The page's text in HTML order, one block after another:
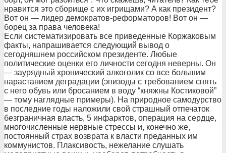
нравится это сборище с их игрищами? А как президент?
Вот он — лидер демократов-реформаторов! Вот он —
борец за права человека!
Если систематизировать все приведенные Коржаковым
факты, напрашивается следующий вывод о
сегодняшнем российском президенте. Любые
политические оценки его личности сегодня неверны. Он
— заурядный хронический алкоголик со все большим
нарастанием деградации (эпизоды с требованием снять
с него обувь или бросанием в воду “княжны Костиковой”
— тому наглядные примеры). На природное самодурство
в последние годы наложили свой страшный отпечаток
безграничная власть, 5 инфарктов, операция на сердце,
многочисленные нервные стрессы и, конечно же,
постоянный страх возврата к власти преданных им
коммунистов. Плаксивость, нежелание слушать